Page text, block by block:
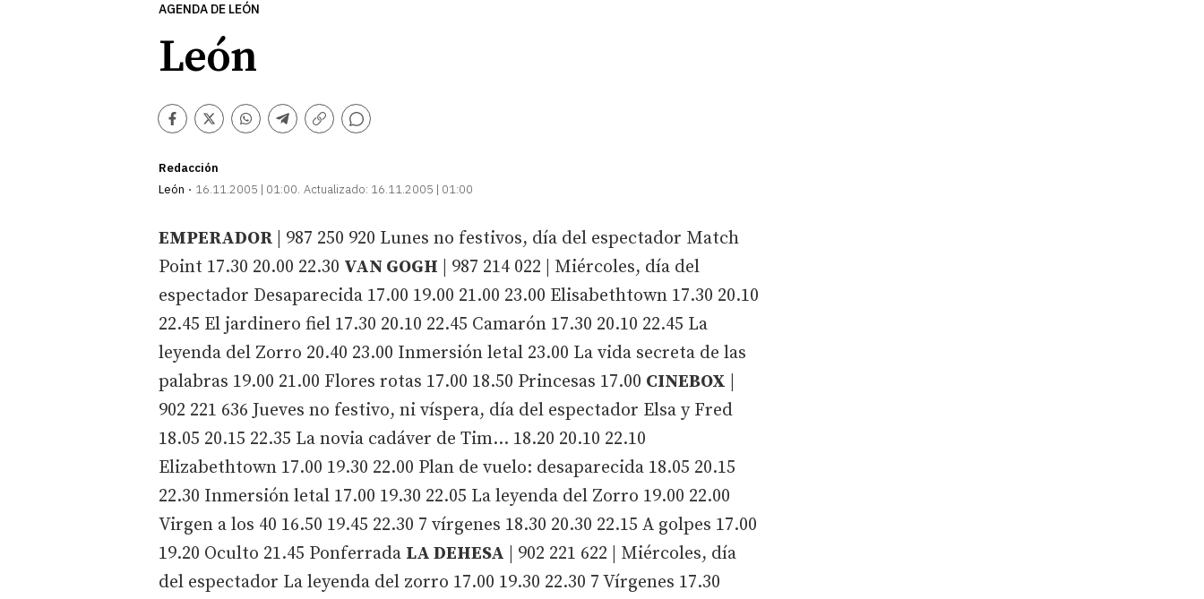
AGENDA DE LEÓN
León
Facebook
TwitterWhatsapp
Telegram
Copiar
Comentarios
Redacción
León
16.11.2005 | 01:00 Actualizado: 16.11.2005 | 01:00
EMPERADOR | 987 250 920 Lunes no festivos, día del espectador Match
Point 17.30 20.00 22.30 VAN GOGH | 987 214 022 | Miércoles, día del
espectador Desaparecida 17.00 19.00 21.00 23.00 Elisabethtown 17.30 20.10
22.45 El jardinero fiel 17.30 20.10 22.45 Camarón 17.30 20.10 22.45 La
leyenda del Zorro 20.40 23.00 Inmersión letal 23.00 La vida secreta de las
palabras 19.00 21.00 Flores rotas 17.00 18.50 Princesas 17.00 CINEBOX
902 221 636 Jueves no festivo, ni víspera, día del espectador Elsa y Fred
18.05 20.15 22.35 La novia cadáver de Tim... 18.20 20.10 22.10
Elizabethtown 17.00 19.30 22.00 Plan de vuelo: desaparecida 18.05 20.15
22.30 Inmersión letal 17.00 19.30 22.05 La leyenda del Zorro 19.00 22.00
Virgen a los 40 16.50 19.45 22.30 7 vírgenes 18.30 20.30 22.15 A golpes 17.00
19.20 Oculto 21.45 Ponferrada LA DEHESA | 902 221 622 | Miércoles, día
del espectador La leyenda del zorro 17.00 19.30 22.30 7 Vírgenes 17.30